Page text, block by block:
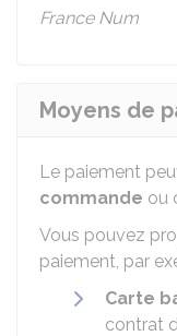
France Num
Moyens de
Le paiement
commande ou
Vous pouvez
paiement, par
Carte
contrat